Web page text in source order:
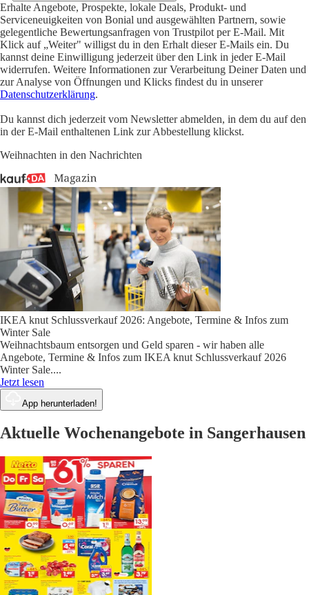
Erhalte Angebote, Prospekte, lokale Deals, Produkt- und
Serviceneuigkeiten von Bonial und ausgewählten Partnern, sowie
gelegentliche Bewertungsanfragen von Trustpilot per E-Mail. Mit
Klick auf „Weiter" willigst du in den Erhalt dieser E-Mails ein. Du
kannst deine Einwilligung jederzeit über den Link in jeder E-Mail
widerrufen. Weitere Informationen zur Verarbeitung Deiner Daten und
zur Analyse von Öffnungen und Klicks findest du in unserer
Datenschutzerklärung.
Du kannst dich jederzeit vom Newsletter abmelden, in dem du auf den
in der E-Mail enthaltenen Link zur Abbestellung klickst.
Weihnachten in den Nachrichten
IKEA knut Schlussverkauf 2026: Angebote, Termine & Infos zum
Winter Sale
Weihnachtsbaum entsorgen und Geld sparen - wir haben alle
Angebote, Termine & Infos zum IKEA knut Schlussverkauf 2026
Winter Sale....
Jetzt lesen
App herunterladen!
Aktuelle Wochenangebote in Sangerhausen